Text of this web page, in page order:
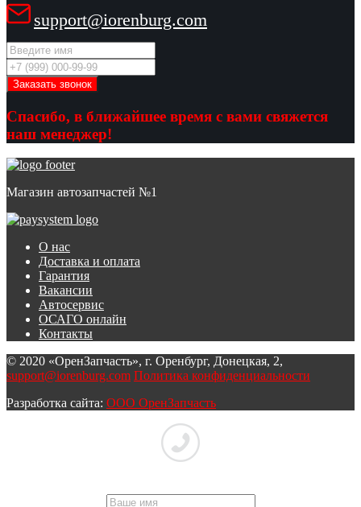
support@iorenburg.com
Спасибо, в ближайшее время с вами свяжется
наш менеджер!
Магазин автозапчастей №1
О нас
Доставка и оплата
Гарантия
Вакансии
Автосервис
ОСАГО онлайн
Контакты
© 2020 «ОренЗапчасть», г. Оренбург, Донецкая, 2,
support@iorenburg.com Политика конфиденциальности
Разработка сайта: ООО ОренЗапчасть